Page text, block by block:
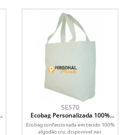
SE570
Ecobag Personalizada 100%
Algodão Cru com Fundo –
45x40x10 cm
Ecobag confeccionada em tecido 100%
algodão cru, disponível nas